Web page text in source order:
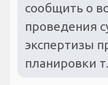
сообщить о
проведения
экспертизы
планировки